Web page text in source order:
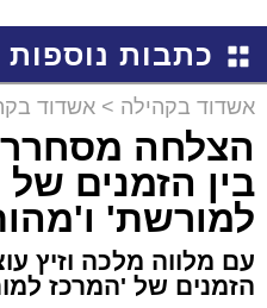
כתבות נוספות
אשדוד בקהילה > אשדוד
הצלחה
בין הזמנים
למורשת'
עם מלווה מלכה וזיץ
הזמנים של 'המרכז